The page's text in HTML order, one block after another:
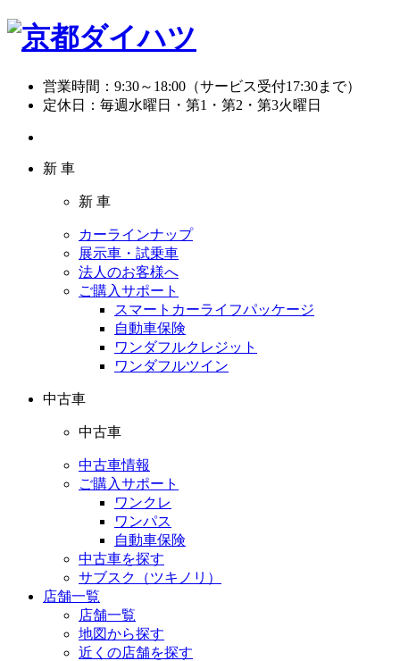
営業時間： 9:30～18:00（サービス受付17:30まで）
定休日： 毎週水曜日・第1・第2・第3火曜日
新 車
新 車
カーラインナップ
展示車・試乗車
法人のお客様へ
ご購入サポート
スマートカーライフパッケージ
自動車保険
ワンダフルクレジット
ワンダフルツイン
中古車
中古車
中古車情報
ご購入サポート
ワンクレ
ワンパス
自動車保険
中古車を探す
サブスク（ツキノリ）
店舗一覧
店舗一覧
地図から探す
近くの店舗を探す